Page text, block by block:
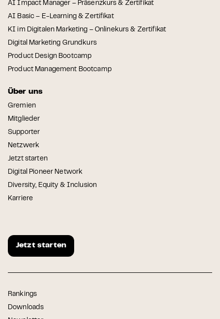
AI Impact Manager – Präsenzkurs & Zertifikat
AI Basic – E-Learning & Zertifikat
KI im Digitalen Marketing – Onlinekurs & Zertifikat
Digital Marketing Grundkurs
Product Design Bootcamp
Product Management Bootcamp
Über uns
Gremien
Mitglieder
Supporter
Netzwerk
Jetzt starten
Digital Pioneer Network
Diversity, Equity & Inclusion
Karriere
Jetzt starten
Rankings
Downloads